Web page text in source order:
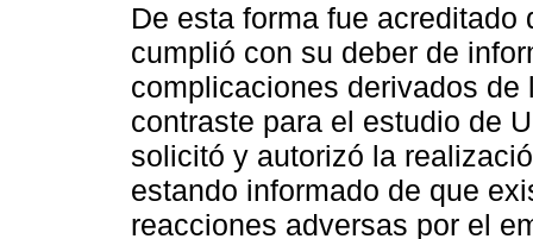
De esta forma fue
cumplió con su deber de
complicaciones derivados
contraste para el estudio de
solicitó y autorizó la
estando informado de que
reacciones adversas por el